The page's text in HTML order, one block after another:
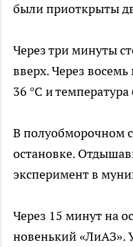
были приоткрыты
Через три минуты
вверх. Через
36 °C и
В полуобморочном
остановке.
эксперимент в
Через 15 минут на
новенький «ЛиАЗ».